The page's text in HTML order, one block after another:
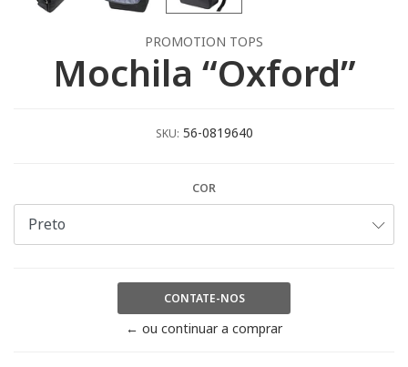
PROMOTION TOPS
Mochila “Oxford”
SKU: 56-0819640
COR
CONTATE-NOS
← ou continuar a comprar